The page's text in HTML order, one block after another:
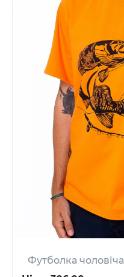
Футболка чоловіча